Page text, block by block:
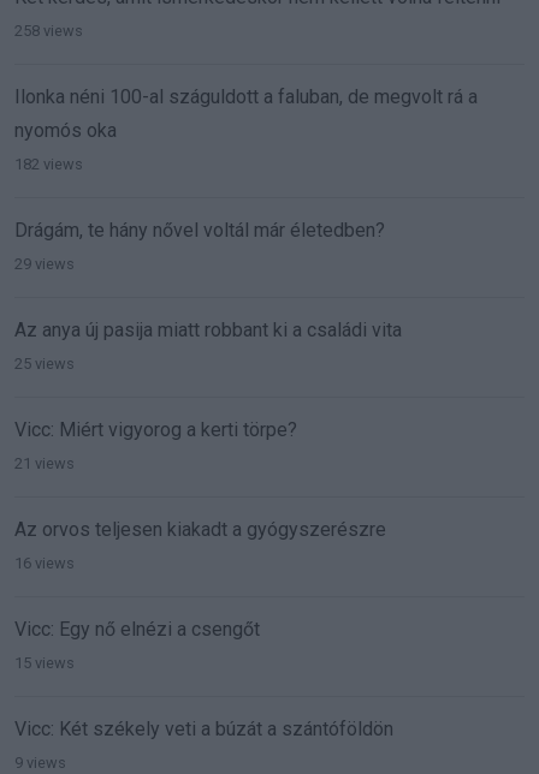
258 views
Ilonka néni 100-al száguldott a faluban, de megvolt rá a
nyomós oka
182 views
Drágám, te hány nővel voltál már életedben?
29 views
Az anya új pasija miatt robbant ki a családi vita
25 views
Vicc: Miért vigyorog a kerti törpe?
21 views
Az orvos teljesen kiakadt a gyógyszerészre
16 views
Vicc: Egy nő elnézi a csengőt
15 views
Vicc: Két székely veti a búzát a szántóföldön
9 views